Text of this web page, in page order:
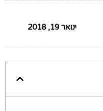
ינואר 19, 2018